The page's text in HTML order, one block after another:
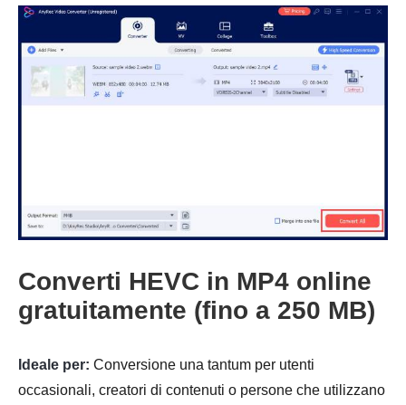
Converti HEVC in MP4 online
gratuitamente (fino a 250 MB)
Ideale per: Conversione una tantum per utenti
occasionali, creatori di contenuti o persone che utilizzano